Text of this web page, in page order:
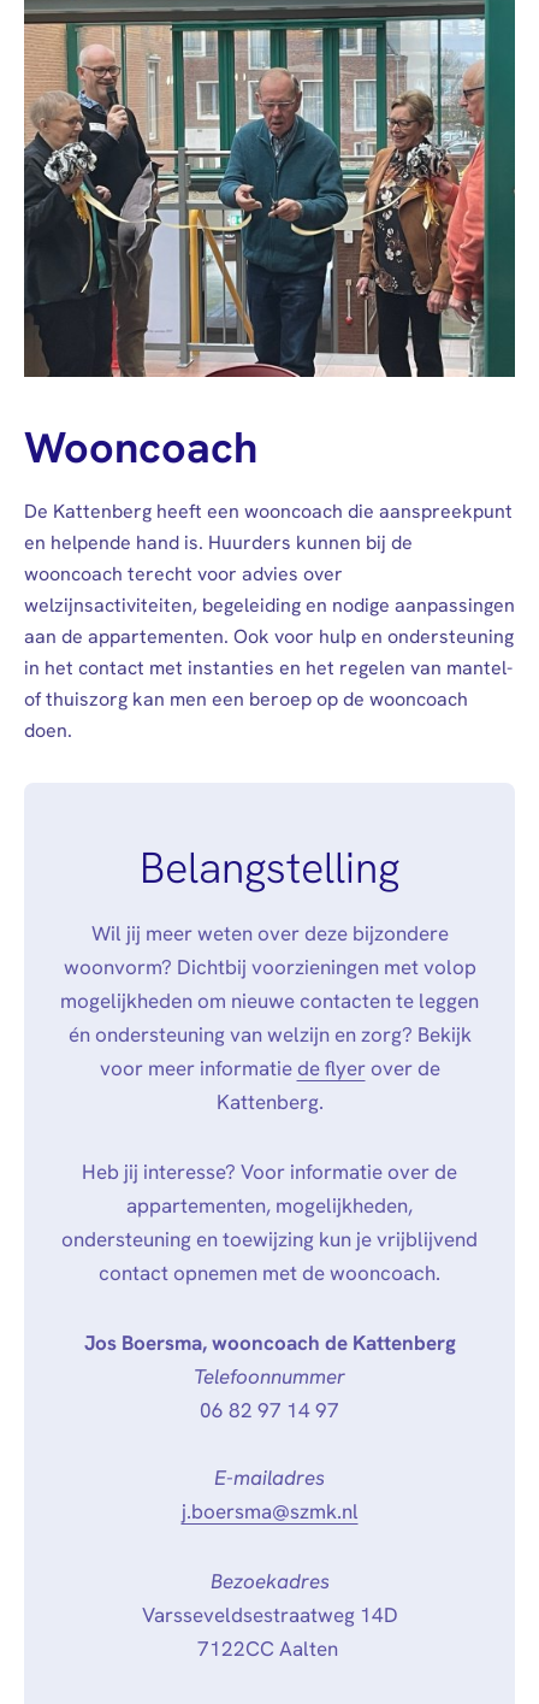
Wooncoach
De Kattenberg heeft een wooncoach die aanspreekpunt
en helpende hand is. Huurders kunnen bij de
wooncoach terecht voor advies over
welzijnsactiviteiten, begeleiding en nodige aanpassingen
aan de appartementen. Ook voor hulp en ondersteuning
in het contact met instanties en het regelen van mantel-
of thuiszorg kan men een beroep op de wooncoach
doen.
Belangstelling
Wil jij meer weten over deze bijzondere
woonvorm? Dichtbij voorzieningen met volop
mogelijkheden om nieuwe contacten te leggen
én ondersteuning van welzijn en zorg? Bekijk
voor meer informatie de flyerover de
Kattenberg.
Heb jij interesse? Voor informatie over de
appartementen, mogelijkheden,
ondersteuning en toewijzing kun je vrijblijvend
contact opnemen met de wooncoach.
Jos Boersma, wooncoach de Kattenberg
Telefoonnummer
06 82 97 14 97
E-mailadres
j.boersma@szmk.nl
Bezoekadres
Varsseveldsestraatweg 14D
7122CC Aalten